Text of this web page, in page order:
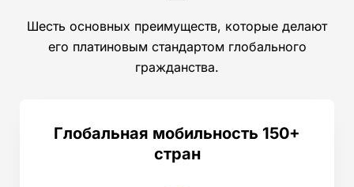
Шесть основных преимуществ, которые делают
его платиновым стандартом глобального
гражданства.
Глобальная мобильность 150+
стран